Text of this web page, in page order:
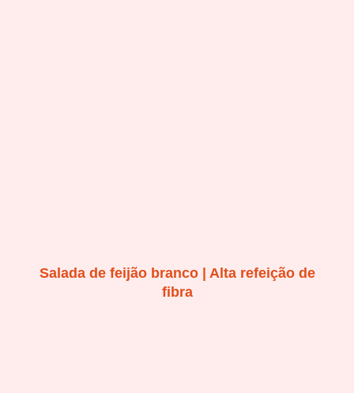
Salada de feijão branco | Alta refeição de
fibra